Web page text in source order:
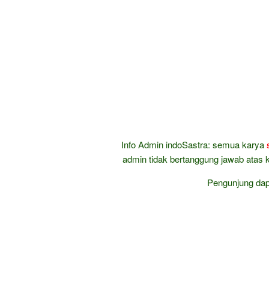
Info Admin indoSastra: semua karya
admin tidak bertanggung jawab atas
Pengunjung